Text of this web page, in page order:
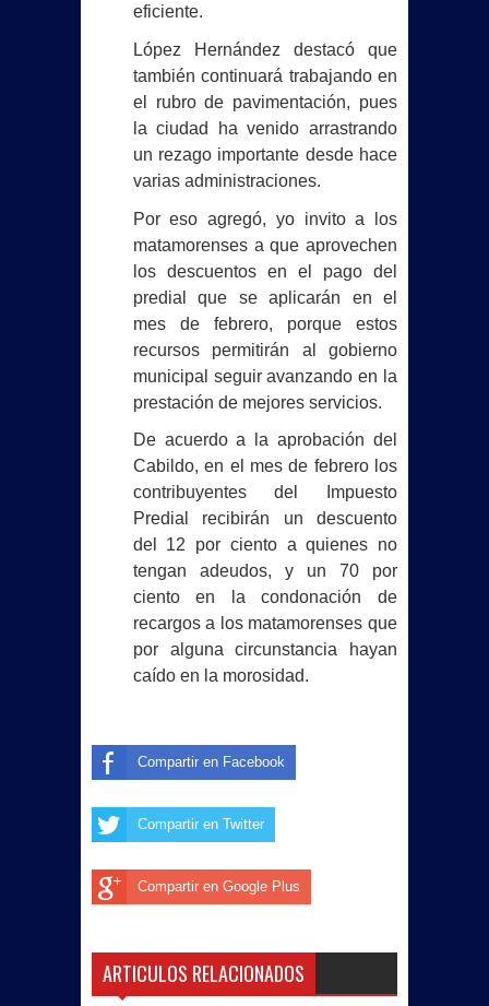
eficiente.
López Hernández destacó que
también continuará trabajando en
el rubro de pavimentación, pues
la ciudad ha venido arrastrando
un rezago importante desde hace
varias administraciones.
Por eso agregó, yo invito a los
matamorenses a que aprovechen
los descuentos en el pago del
predial que se aplicarán en el
mes de febrero, porque estos
recursos permitirán al gobierno
municipal seguir avanzando en la
prestación de mejores servicios.
De acuerdo a la aprobación del
Cabildo, en el mes de febrero los
contribuyentes del Impuesto
Predial recibirán un descuento
del 12 por ciento a quienes no
tengan adeudos, y un 70 por
ciento en la condonación de
recargos a los matamorenses que
por alguna circunstancia hayan
caído en la morosidad.
Compartir en Facebook
Compartir en Twitter
Compartir en Google Plus
ARTICULOS RELACIONADOS